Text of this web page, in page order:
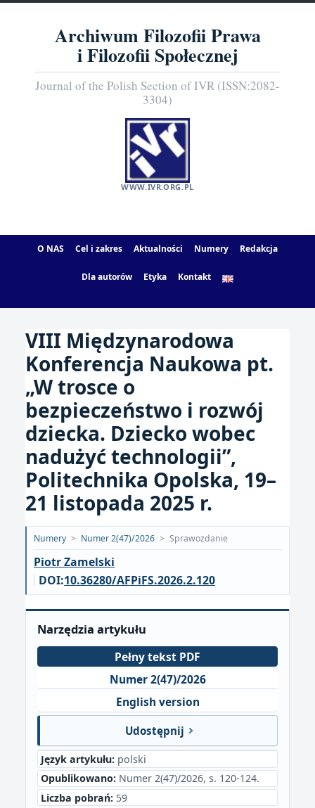
Archiwum Filozofii Prawa
i Filozofii Społecznej
Journal of the Polish Section of IVR (ISSN:2082-
3304)
WWW.IVR.ORG.PL
O NAS Cel i zakres Aktualności Numery Redakcja
Dla autorów Etyka Kontakt
VIII Międzynarodowa
Konferencja Naukowa pt.
„W trosce o
bezpieczeństwo i rozwój
dziecka. Dziecko wobec
nadużyć technologii”,
Politechnika Opolska, 19–
21 listopada 2025 r.
Opublikowano:
2026-
06-
25
Numery > Numer 2(47)/2026 > Sprawozdanie
Piotr Zamelski
DOI:10.36280/AFPiFS.2026.2.120
Narzędzia artykułu
Pełny tekst PDF
Numer 2(47)/2026
English version
Udostępnij
Język artykułu: polski
Opublikowano: Numer 2(47)/2026, s. 120-124.
Liczba pobrań: 59